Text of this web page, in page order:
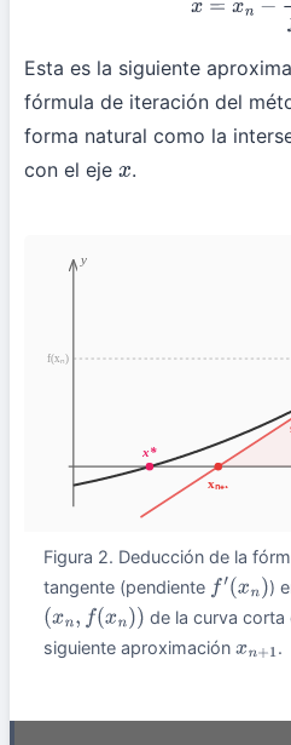
Esta es la siguiente
fórmula de iteración del
forma natural como la
con el eje x.
Figura 2. Deducción de la
tangente (pendiente f′ xn)
)
(xn,f x n)) de la curva corta
siguiente aproximación xn+1 .